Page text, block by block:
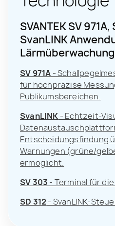
SVANTEK SV
SvanLINK
SV 971A -
für hochpräzise
Publikumsbereichen.
SvanLINK - Echtzeit-
Entscheidungsfindung
Warnungen (grüne/
ermöglicht.
SV 303 - Terminal für
SD 312- SvanLINK-